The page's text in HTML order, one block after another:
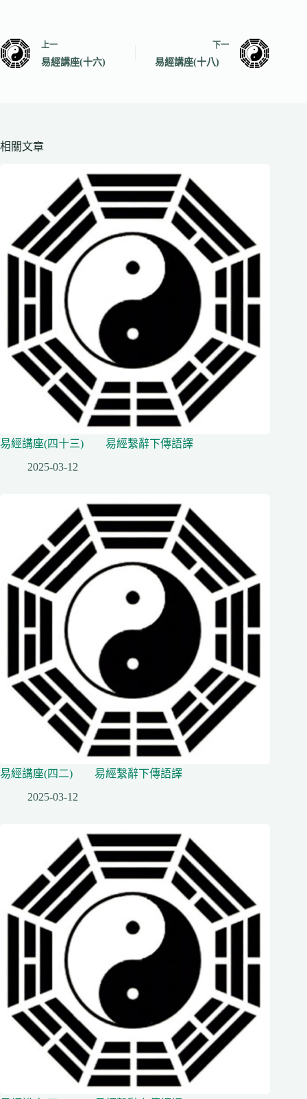
上一
易經講座(十六)
下一
易經講座(十八)
相關文章
易經講座(四十三) 易經繫辭下傳語譯
2025-03-12
易經講座(四二) 易經繫辭下傳語譯
2025-03-12